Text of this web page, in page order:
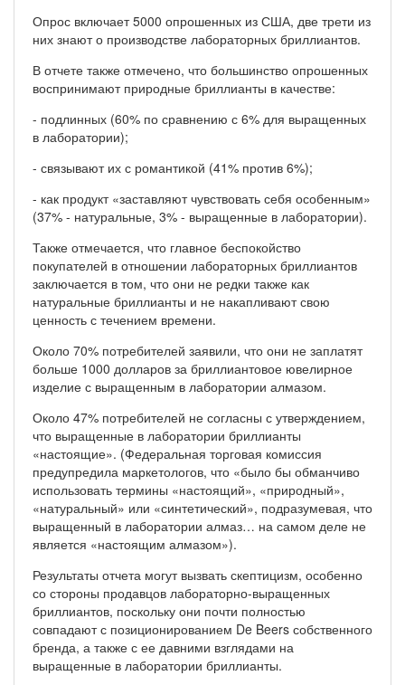
Опрос включает 5000 опрошенных из США, две трети из
них знают о производстве лабораторных бриллиантов.
В отчете также отмечено, что большинство опрошенных
воспринимают природные бриллианты в качестве:
- подлинных (60% по сравнению с 6% для выращенных
в лаборатории);
- связывают их с романтикой (41% против 6%);
- как продукт «заставляют чувствовать себя особенным»
(37% - натуральные, 3% - выращенные в лаборатории).
Также отмечается, что главное беспокойство
покупателей в отношении лабораторных бриллиантов
заключается в том, что они не редки также как
натуральные бриллианты и не накапливают свою
ценность с течением времени.
Около 70% потребителей заявили, что они не заплатят
больше 1000 долларов за бриллиантовое ювелирное
изделие с выращенным в лаборатории алмазом.
Около 47% потребителей не согласны с утверждением,
что выращенные в лаборатории бриллианты
«настоящие». (Федеральная торговая комиссия
предупредила маркетологов, что «было бы обманчиво
использовать термины «настоящий», «природный»,
«натуральный» или «синтетический», подразумевая, что
выращенный в лаборатории алмаз… на самом деле не
является «настоящим алмазом»).
Результаты отчета могут вызвать скептицизм, особенно
со стороны продавцов лабораторно-выращенных
бриллиантов, поскольку они почти полностью
совпадают с позиционированием De Beers собственного
бренда, а также с ее давними взглядами на
выращенные в лаборатории бриллианты.